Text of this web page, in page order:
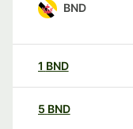
BND
1 BND
5 BND